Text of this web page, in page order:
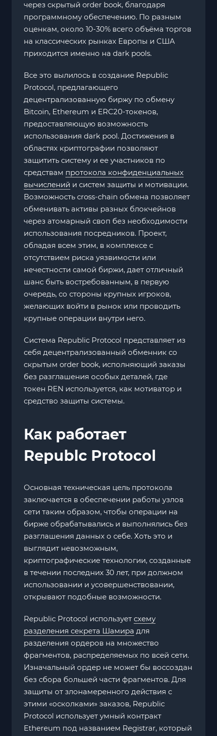
через скрытый order book, благодаря
программному обеспечению. По разным
оценкам, около 10-30% всего объёма торгов
на классических рынках Европы и США
приходится именно на dark pools.
Все это вылилось в создание Republic
Protocol, предлагающего
децентрализованную биржу по обмену
Bitcoin, Ethereum и ERC20-токенов,
предоставляющую возможность
использования dark pool. Достижения в
областях криптографии позволяют
защитить систему и ее участников по
средствам протокола конфиденциальных
вычислений и систем защиты и мотивации.
Возможность cross-chain обмена позволяет
обменивать активы разных блокчейнов
через атомарный своп без необходимости
использования посредников. Проект,
обладая всем этим, в комплексе с
отсутствием риска уязвимости или
нечестности самой биржи, дает отличный
шанс быть востребованным, в первую
очередь, со стороны крупных игроков,
желающих войти в рынок или проводить
крупные операции внутри него.
Система Republic Protocol представляет из
себя децентрализованный обменник со
скрытым order book, исполняющий заказы
без разглашения особых деталей, где
токен REN используется, как мотиватор и
средство защиты системы.
Как работает
Republc Protocol
Основная техническая цель протокола
заключается в обеспечении работы узлов
сети таким образом, чтобы операции на
бирже обрабатывались и выполнялись без
разглашения данных о себе. Хоть это и
выглядит невозможным,
криптографические технологии, созданные
в течении последних 30 лет, при должном
использовании и усовершенствовании,
открывают подобные возможности.
Republic Protocol использует схему
разделения секрета Шамира для
разделения ордеров на множество
фрагментов, распределяемых по всей сети.
Изначальный ордер не может бы воссоздан
без сбора большей части фрагментов. Для
защиты от злонамеренного действия с
этими «осколками» заказов, Republic
Protocol использует умный контракт
Ethereum под названием Registrar, который